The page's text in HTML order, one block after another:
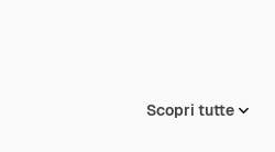
Scopri tutte